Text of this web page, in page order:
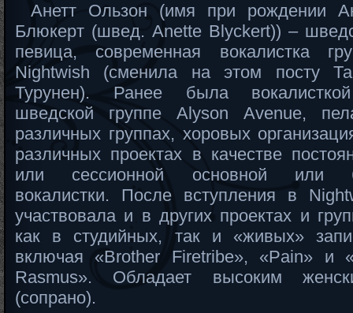
Анетт Ользон (имя при рождении
Блюкерт (швед. Anette Blyckert)) –
певица, современная вокалистка
Nightwish (сменила на этом посту
Турунен). Ранее была
шведской группе Alyson Avenue,
различных группах, хоровых
различных проектах в качестве
или сессионной основной или
вокалистки. После вступления в
участвовала и в других проектах и
как в студийных, так и «живых»
включая «Brother Firetribe», «Pain» и
Rasmus». Обладает высоким
(сопрано).